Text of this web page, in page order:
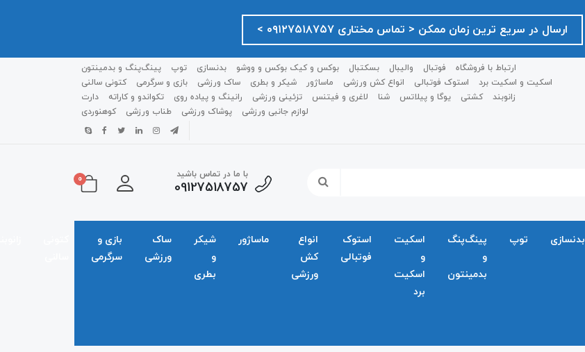
ارسال در سریع ترین زمان ممکن ‌< تماس مختاری ۰۹۱۲۷۵۱۸۷۵۷ >
ارتباط با فروشگاه فوتبال والیبال بسکتبال بوکس و کیک بوکس و ووشو بدنسازی توپ
پینگ‌پنگ و بدمينتون
اسکیت و اسکیت برد
استوک فوتبالی انواع کش ورزشی ماساژور شیکر و بطری ساک ورزشی بازی و سرگرمی
کتونی سالنی
زانوبند
کشتی یوگا و پیلاتس شنا لاغری و فیتنس تزئینی ورزشی رانینگ و پیاده روی تکواندو و کاراته
دارت
لوازم جانبی ورزشی
پوشاک ورزشی طناب ورزشی کوهنوردی
با ما در تماس باشید
09127518757
0
بدنسازی توپ
پینگ‌پنگ
و
بدمينتون
اسکیت
و
اسکیت
برد
استوک
فوتبالی
انواع
کش
ورزشی
ماساژور
شیکر
و
بطری
ساک
ورزشی
بازی و
سرگرمی